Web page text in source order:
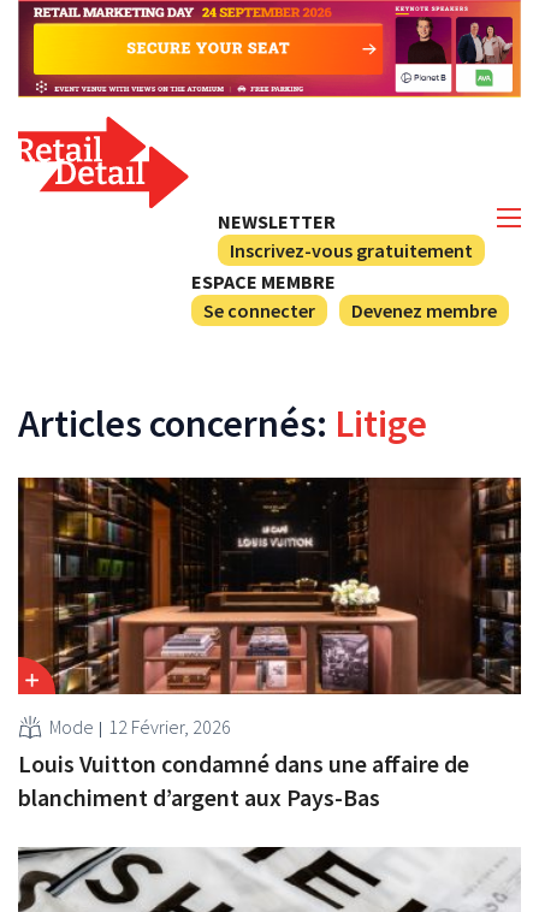
NEWSLETTER
Inscrivez-vous gratuitement
ESPACE MEMBRE
Se connecter
Devenez membre
Articles concernés: Litige
Mode 12 Février, 2026
Louis Vuitton condamné dans une affaire de
blanchiment d’argent aux Pays-Bas